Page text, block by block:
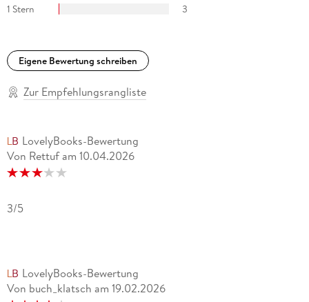
1 Stern
3
Eigene Bewertung schreiben
Zur Empfehlungsrangliste
LovelyBooks-Bewertung
Von Rettuf am 10.04.2026
3/5
LovelyBooks-Bewertung
Von buch_klatsch am 19.02.2026